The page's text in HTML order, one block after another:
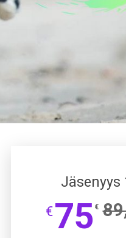
Jäsenyys
€75 €